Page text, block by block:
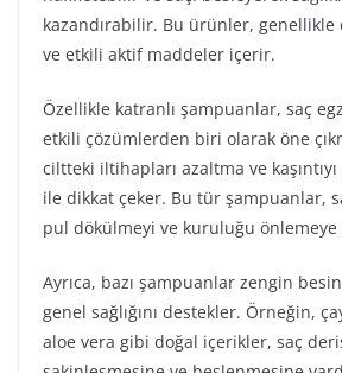
kazandırabilir. Bu ürünler,
ve etkili aktif maddeler içerir.
Özellikle katranlı şampuanlar, saç
etkili çözümlerden biri olarak öne
ciltteki iltihapları azaltma ve
ile dikkat çeker. Bu tür şampuanlar,
pul dökülmeyi ve kuruluğu önlemeye
Ayrıca, bazı şampuanlar zengin
genel sağlığını destekler. Örneğin,
aloe vera gibi doğal içerikler, saç